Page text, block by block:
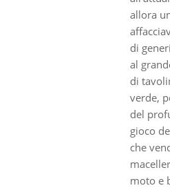
allora
di
al
di
verde,
del
gioco
che
moto e